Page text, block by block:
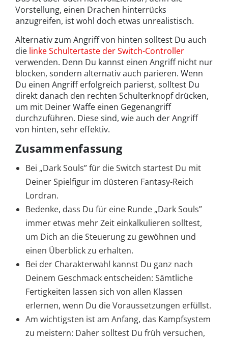
Vorstellung, einen Drachen hinterrücks
anzugreifen, ist wohl doch etwas unrealistisch.
Alternativ zum Angriff von hinten solltest Du auch
die linke Schultertaste der Switch-Controller
verwenden. Denn Du kannst einen Angriff nicht nur
blocken, sondern alternativ auch parieren. Wenn
Du einen Angriff erfolgreich parierst, solltest Du
direkt danach den rechten Schulterknopf drücken,
um mit Deiner Waffe einen Gegenangriff
durchzuführen. Diese sind, wie auch der Angriff
von hinten, sehr effektiv.
Zusammenfassung
Bei „Dark Souls” für die Switch startest Du mit
Deiner Spielfigur im düsteren Fantasy-Reich
Lordran.
Bedenke, dass Du für eine Runde „Dark Souls”
immer etwas mehr Zeit einkalkulieren solltest,
um Dich an die Steuerung zu gewöhnen und
einen Überblick zu erhalten.
Bei der Charakterwahl kannst Du ganz nach
Deinem Geschmack entscheiden: Sämtliche
Fertigkeiten lassen sich von allen Klassen
erlernen, wenn Du die Voraussetzungen erfüllst.
Am wichtigsten ist am Anfang, das Kampfsystem
zu meistern: Daher solltest Du früh versuchen,